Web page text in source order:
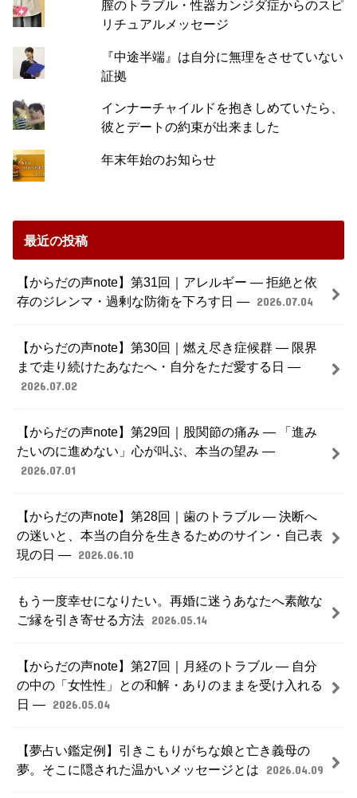
膣のトラブル・性器カンジダ症からのスピ
リチュアルメッセージ
『中途半端』は自分に無理をさせていない
証拠
インナーチャイルドを抱きしめていたら、
彼とデートの約束が出来ました
年末年始のお知らせ
最近の投稿
【からだの声note】第31回｜アレルギー ― 拒絶と依
存のジレンマ・過剰な防衛を下ろす日 ― 2026.07.04
【からだの声note】第30回｜燃え尽き症候群 ― 限界
まで走り続けたあなたへ・自分をただ愛する日 ―
2026.07.02
【からだの声note】第29回｜股関節の痛み ― 「進み
たいのに進めない」心が叫ぶ、本当の望み ―
2026.07.01
【からだの声note】第28回｜歯のトラブル ― 決断へ
の迷いと、本当の自分を生きるためのサイン・自己表
現の日 ― 2026.06.10
もう一度幸せになりたい。再婚に迷うあなたへ素敵な
ご縁を引き寄せる方法 2026.05.14
【からだの声note】第27回｜月経のトラブル ― 自分
の中の「女性性」との和解・ありのままを受け入れる
日 ― 2026.05.04
【夢占い鑑定例】引きこもりがちな娘と亡き義母の
夢。そこに隠された温かいメッセージとは
2026.04.09